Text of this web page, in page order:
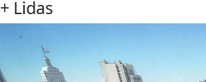
+ Lidas